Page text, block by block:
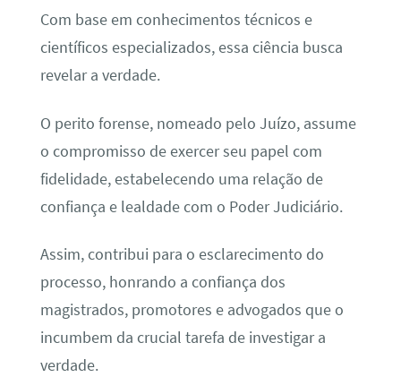
Com base em conhecimentos técnicos e
científicos especializados, essa ciência busca
revelar a verdade.
O perito forense, nomeado pelo Juízo, assume
o compromisso de exercer seu papel com
fidelidade, estabelecendo uma relação de
confiança e lealdade com o Poder Judiciário.
Assim, contribui para o esclarecimento do
processo, honrando a confiança dos
magistrados, promotores e advogados que o
incumbem da crucial tarefa de investigar a
verdade.